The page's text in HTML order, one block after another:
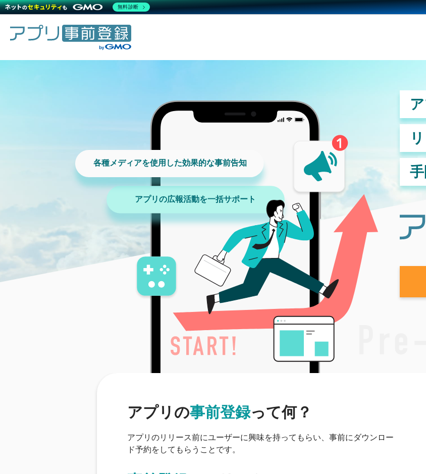
アプリの事前登録とは
一貫したサポート
アプリプロモーションの流れ
事前登録が必要な理由
事前登録のメリット
プロモーション事例
よくある質問
各種メディアを使用した効果的な事前告知
アプリの広報活動を一括サポート
アプリの事前登録って何？
アプリのリリース前にユーザーに興味を持ってもらい、事前にダウンロー
ド予約をしてもらうことです。
無料診断